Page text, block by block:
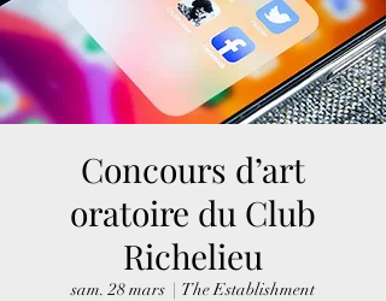
Concours d’art
oratoire du Club
Richelieu
sam. 28 mars
  |
The Establishment